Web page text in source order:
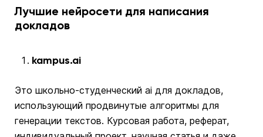
Лучшие нейросети для написания
докладов
kampus.ai
Это школьно-студенческий ai для докладов,
использующий продвинутые алгоритмы для
генерации текстов. Курсовая работа, реферат,